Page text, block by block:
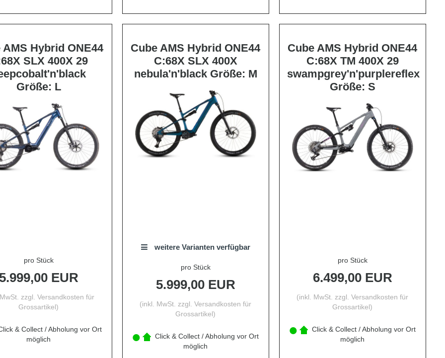
AMS Hybrid ONE44
SLX 400X 29
Größe: L
pro Stück
5.999,00 EUR
zzgl.Versandkosten für
Grossartikel)
& Collect / Abholung vor Ort
möglich
Cube AMS Hybrid ONE44
C:68X SLX 400X
nebula'n'black Größe: M
weitere Varianten verfügbar
pro Stück
5.999,00 EUR
(inkl. MwSt. zzgl.Versandkosten für
Grossartikel)
Click & Collect / Abholung vor Ort
möglich
Cube AMS Hybrid ONE44
C:68X TM 400X 29
swampgrey'n'purplereflex
Größe: S
pro Stück
6.499,00 EUR
(inkl. MwSt. zzgl.Versandkosten für
Grossartikel)
Click & Collect / Abholung vor Ort
möglich